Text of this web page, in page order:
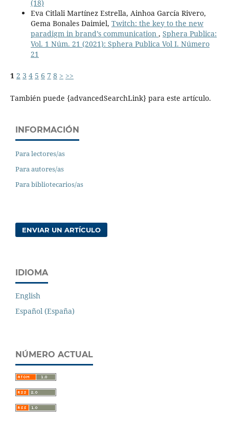
(18)
Eva Citlali Martínez Estrella, Ainhoa García Rivero,
Gema Bonales Daimiel, Twitch: the key to the new
paradigm in brand’s communication , Sphera Publica:
Vol. 1 Núm. 21 (2021): Sphera Publica Vol I. Número
21
1 2 3 4 5 6 7 8 > >>
También puede {advancedSearchLink} para este artículo.
INFORMACIÓN
Para lectores/as
Para autores/as
Para bibliotecarios/as
ENVIAR UN ARTÍCULO
IDIOMA
English
Español (España)
NÚMERO ACTUAL